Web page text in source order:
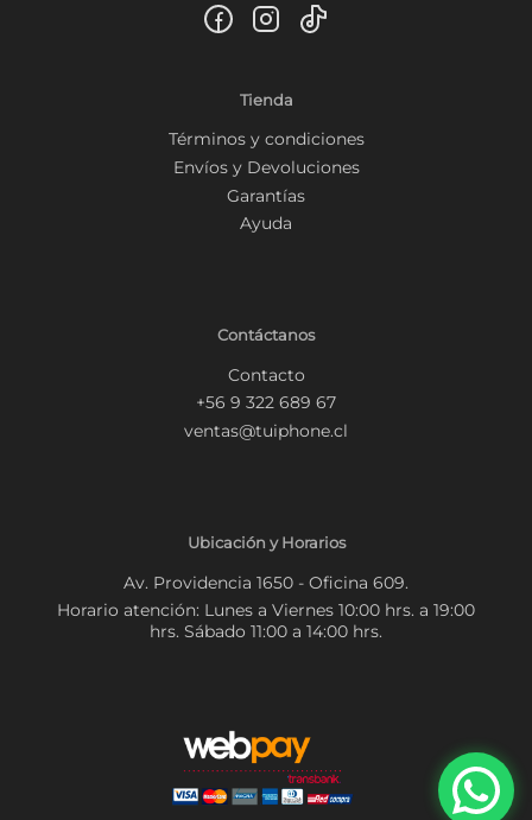
Tienda
Términos y condiciones
Envíos y Devoluciones
Garantías
Ayuda
Contáctanos
Contacto
+56 9 322 689 67
ventas@tuiphone.cl
Ubicación y Horarios
Av. Providencia 1650 - Oficina 609.
Horario atención: Lunes a Viernes 10:00 hrs. a 19:00
hrs. Sábado 11:00 a 14:00 hrs.